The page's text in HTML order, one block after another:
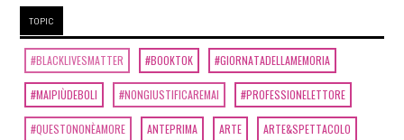
TOPIC
#BLACKLIVESMATTER #BOOKTOK #GIORNATADELLAMEMORIA
#MAIPIÙDEBOLI #NONGIUSTIFICAREMAI #PROFESSIONELETTORE
#QUESTONONÈAMORE ANTEPRIMA ARTE ARTE&SPETTACOLO